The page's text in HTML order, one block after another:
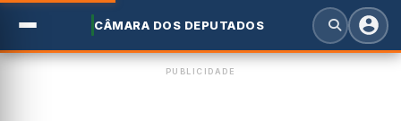
CÂMARA DOS DEPUTADOS
PUBLICIDADE